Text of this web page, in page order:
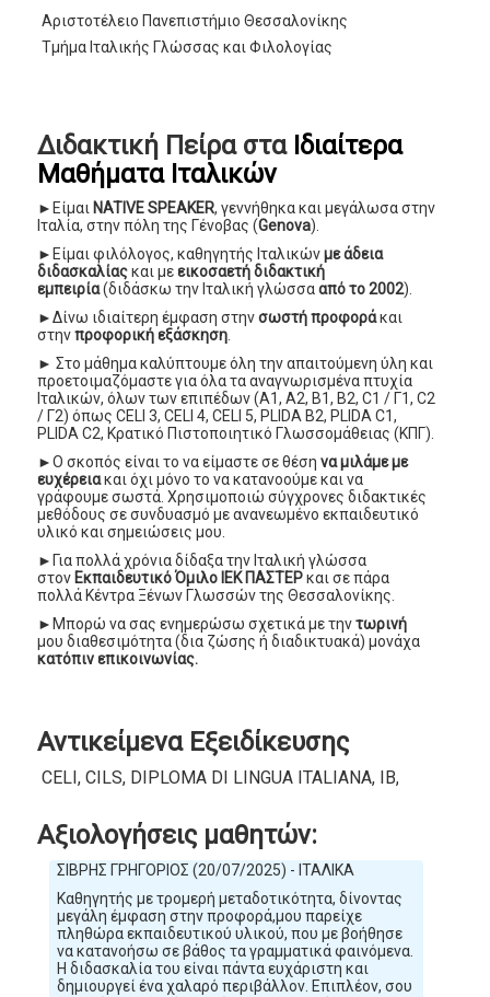
Αριστοτέλειο Πανεπιστήμιο Θεσσαλονίκης
Τμήμα Ιταλικής Γλώσσας και Φιλολογίας
Διδακτική Πείρα στα Ιδιαίτερα
Μαθήματα Ιταλικών
►Είμαι NATIVE SPEAKER, γεννήθηκα και μεγάλωσα στην
Ιταλία, στην πόλη της Γένοβας (Genova).
►Είμαι φιλόλογος, καθηγητής Ιταλικώνμε άδεια
διδασκαλίαςκαι μεεικοσαετή διδακτική
εμπειρία(διδάσκω την Ιταλική γλώσσααπό το 2002).
►Δίνω ιδιαίτερη έμφαση στηνσωστή προφοράκαι
στηνπροφορική εξάσκηση
► Στο μάθημα καλύπτουμε όλη την απαιτούμενη ύλη και
προετοιμαζόμαστε για όλα τα αναγνωρισμένα πτυχία
Ιταλικών, όλων των επιπέδων (Α1, Α2, Β1, Β2, C1 / Γ1, C2
/ Γ2) όπως CELI 3, CELI 4, CELI 5, PLIDA B2, PLIDA C1,
PLIDA C2, Κρατικό Πιστοποιητικό Γλωσσομάθειας (ΚΠΓ).
►Ο σκοπός είναι το να είμαστε σε θέσηνα μιλάμε με
ευχέρειακαι όχι μόνο το να κατανοούμε και να
γράφουμε σωστά. Χρησιμοποιώ σύγχρονες διδακτικές
μεθόδους σε συνδυασμό με ανανεωμένο εκπαιδευτικό
υλικό και σημειώσεις μου.
►Για πολλά χρόνια δίδαξα την Ιταλική γλώσσα
στον Εκπαιδευτικό Όμιλο ΙΕΚ ΠΑΣΤΕΡκαι σε πάρα
πολλά Κέντρα Ξένων Γλωσσών της Θεσσαλονίκης.
►Μπορώ να σας ενημερώσω σχετικά με τηντωρινή
μου διαθεσιμότητα (δια ζώσης ή διαδικτυακά) μονάχα
κατόπιν επικοινωνίας.
Αντικείμενα Εξειδίκευσης
CELI, CILS, DIPLOMA DI LINGUA ITALIANA, IB, PLIDA,
Αξιολογήσεις μαθητών:
ΣΙΒΡΗΣ ΓΡΗΓΟΡΙΟΣ (20/07/2025) - ΙΤΑΛΙΚΑ
Καθηγητής με τρομερή μεταδοτικότητα, δίνοντας
μεγάλη έμφαση στην προφορά,μου παρείχε
πληθώρα εκπαιδευτικού υλικού, που με βοήθησε
να κατανοήσω σε βάθος τα γραμματικά φαινόμενα.
Η διδασκαλία του είναι πάντα ευχάριστη και
δημιουργεί ένα χαλαρό περιβάλλον. Επιπλέον, σου